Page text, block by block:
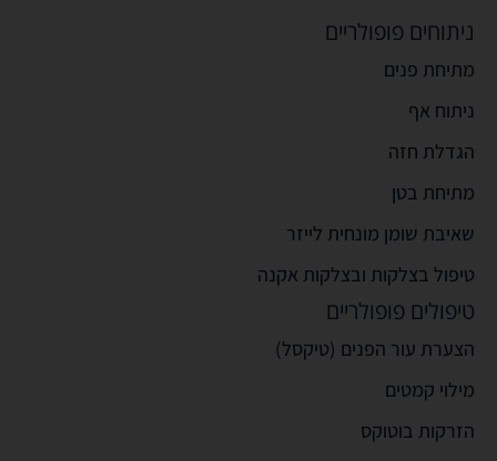
ניתוחים פופולריים
מתיחת פנים
ניתוח אף
הגדלת חזה
מתיחת בטן
שאיבת שומן מונחית לייזר
טיפול בצלקות ובצלקות אקנה
טיפולים פופולריים
הצערת עור הפנים (טיקסל)
מילוי קמטים
הזרקות בוטוקס